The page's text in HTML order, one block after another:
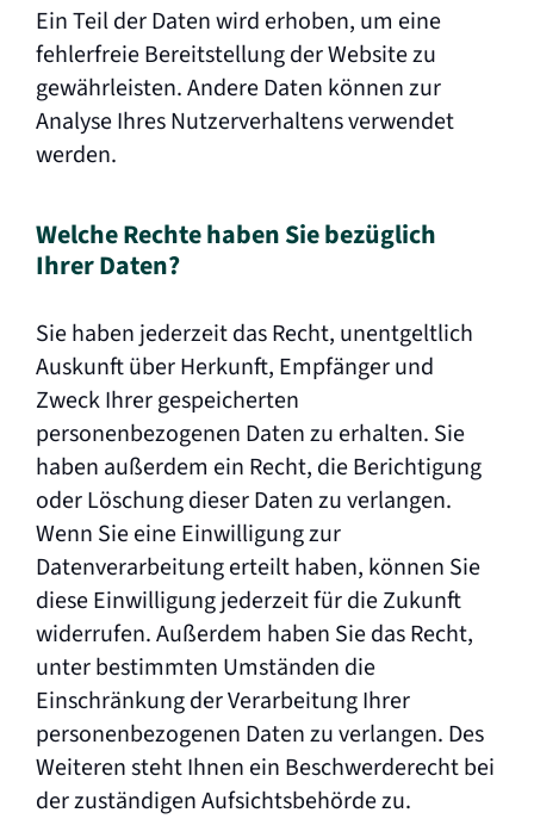
Ein Teil der Daten wird erhoben, um eine
fehlerfreie Bereitstellung der Website zu
gewährleisten. Andere Daten können zur
Analyse Ihres Nutzerverhaltens verwendet
werden.
Welche Rechte haben Sie bezüglich
Ihrer Daten?
Sie haben jederzeit das Recht, unentgeltlich
Auskunft über Herkunft, Empfänger und
Zweck Ihrer gespeicherten
personenbezogenen Daten zu erhalten. Sie
haben außerdem ein Recht, die Berichtigung
oder Löschung dieser Daten zu verlangen.
Wenn Sie eine Einwilligung zur
Datenverarbeitung erteilt haben, können Sie
diese Einwilligung jederzeit für die Zukunft
widerrufen. Außerdem haben Sie das Recht,
unter bestimmten Umständen die
Einschränkung der Verarbeitung Ihrer
personenbezogenen Daten zu verlangen. Des
Weiteren steht Ihnen ein Beschwerderecht bei
der zuständigen Aufsichtsbehörde zu.